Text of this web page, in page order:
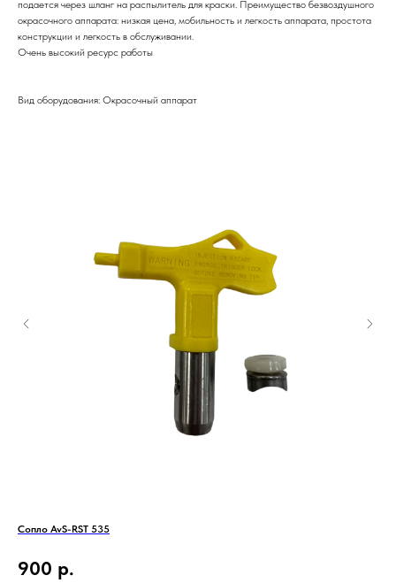
подается через шланг на распылитель для краски. Преимущество безвоздушного
окрасочного аппарата: низкая цена, мобильность и легкость аппарата, простота
конструкции и легкость в обслуживании.
Очень высокий ресурс работы
Вид оборудования: Окрасочный аппарат
Сопло AvS-RST 535
900 р.